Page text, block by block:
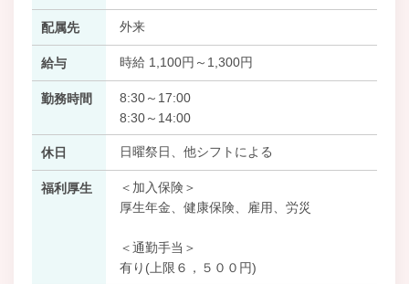
配属先 外来
給与 時給 1,100円～1,300円
勤務時間
8:30～17:00
8:30～14:00
休日 日曜祭日、他シフトによる
福利厚生
＜加入保険＞
厚生年金、健康保険、雇用、労災
＜通勤手当＞
有り(上限６，５００円)